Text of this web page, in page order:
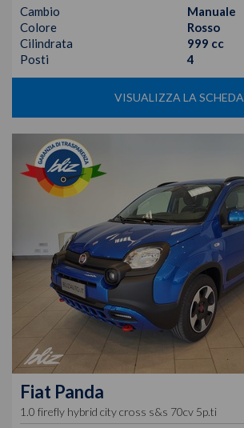
Cambio
Manuale
Colore
Rosso
Cilindrata
999 cc
Posti
4
VISUALIZZA LA SCHEDA
Fiat Panda
1.0 firefly hybrid city cross s&s 70cv 5p.ti